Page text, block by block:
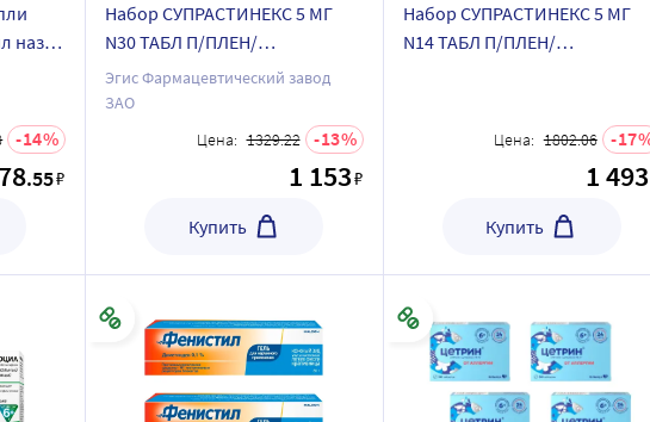
назал
14
.55₽
Набор СУПРАСТИНЕКС 5 МГ
N30 ТАБЛ П/ПЛЕН/
ОБОЛОЧ+Отипакс 16 гр капли
ушные по специальной цене
Эгис Фармацевтический завод
ЗАО
Цена: 1329.22 13
1 153₽
Купить
Набор СУПРАСТИНЕКС 5 МГ
N14 ТАБЛ П/ПЛЕН/
Цена: 1802.06 17
1 493
Купить